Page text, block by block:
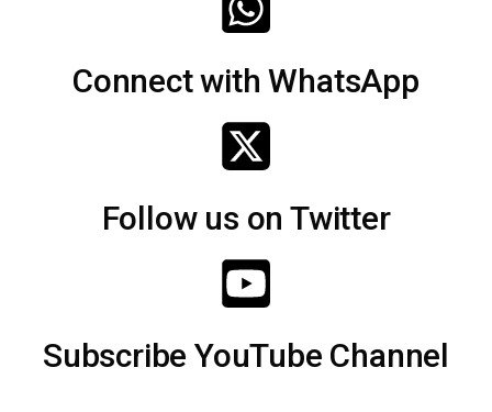
Connect with WhatsApp
Follow us on Twitter
Subscribe YouTube Channel